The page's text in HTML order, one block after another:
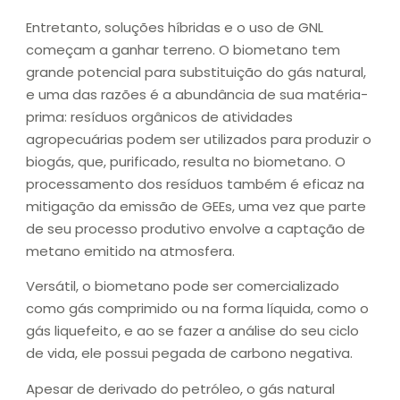
Entretanto, soluções híbridas e o uso de GNL
começam a ganhar terreno. O biometano tem
grande potencial para substituição do gás natural,
e uma das razões é a abundância de sua matéria-
prima: resíduos orgânicos de atividades
agropecuárias podem ser utilizados para produzir o
biogás, que, purificado, resulta no biometano. O
processamento dos resíduos também é eficaz na
mitigação da emissão de GEEs, uma vez que parte
de seu processo produtivo envolve a captação de
metano emitido na atmosfera.
Versátil, o biometano pode ser comercializado
como gás comprimido ou na forma líquida, como o
gás liquefeito, e ao se fazer a análise do seu ciclo
de vida, ele possui pegada de carbono negativa.
Apesar de derivado do petróleo, o gás natural